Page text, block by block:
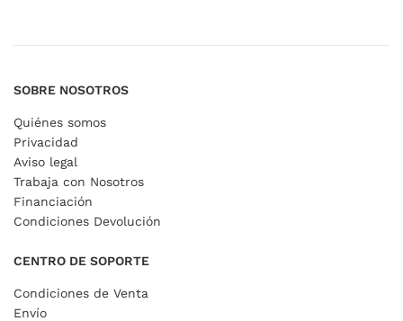
SOBRE NOSOTROS
Quiénes somos
Privacidad
Aviso legal
Trabaja con Nosotros
Financiación
Condiciones Devolución
CENTRO DE SOPORTE
Condiciones de Venta
Envío